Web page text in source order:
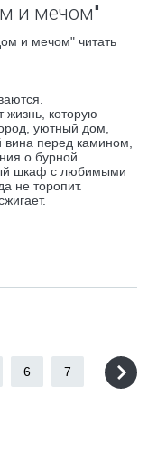
и мечом"
и мечом" читать
жизнь, которую
уютный дом,
вина перед камином,
о бурной
шкаф с любимыми
не торопит.
6 7